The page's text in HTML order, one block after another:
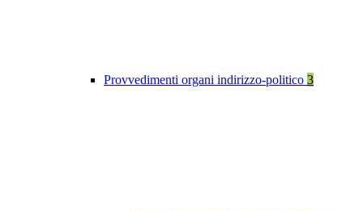
Provvedimenti organi indirizzo-politico 3